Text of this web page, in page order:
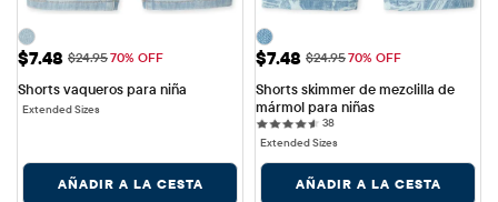
Precio de venta: $7.48
$7.48 Precio original: $24.95
$24.9570% OFF
Shorts vaqueros para niña
Extended Sizes
AÑADIR A LA CESTA
Precio de venta: $7.48
$7.48 Precio original: $24.95
$24.9570% OFF
Shorts skimmer de mezclilla de
mármol para niñas
3838 reviews
Extended Sizes
AÑADIR A LA CESTA